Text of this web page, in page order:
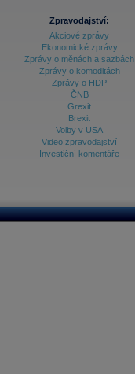
Zpravodajství:
Akciové zprávy
Ekonomické zprávy
Zprávy o měnách a sazbách
Zprávy o komoditách
Zprávy o HDP
ČNB
Grexit
Brexit
Volby v USA
Video zpravodajství
Investiční komentáře